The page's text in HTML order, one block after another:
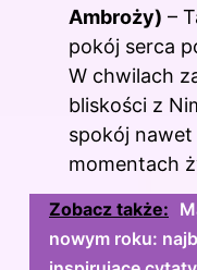
Ambroży) –
pokój serca
W chwilach
bliskości z
spokój
momentach
Zobacz także:
nowym roku: